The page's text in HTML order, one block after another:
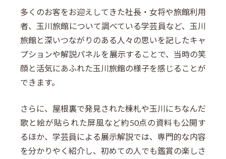
多くのお客をお迎えしてきた社長・女将や旅館利用
者、玉川旅館について調べている学芸員など、玉川
旅館と深いつながりのある人々の思いを記したキャ
プションや解説パネルを展示することで、当時の笑
顔と活気にあふれた玉川旅館の様子を感じることが
できます。
さらに、屋根裏で発見された棟札や玉川にちなんだ
歌と絵が貼られた屏風など約50点の資料も公開す
るほか、学芸員による展示解説では、専門的な内容
を分かりやく紹介し、初めての人でも鑑賞の楽しさ